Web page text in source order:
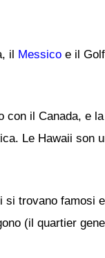
il Messico e il
con il Canada, e
Le Hawaii son
si trovano famosi
(il quartier